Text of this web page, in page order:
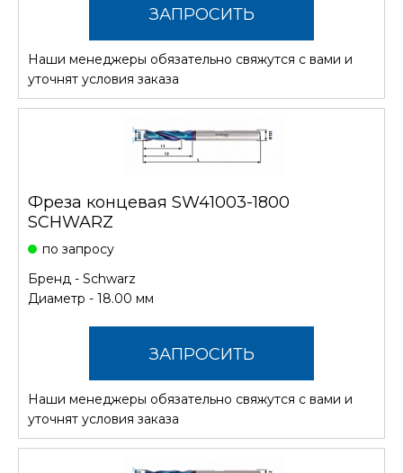
ЗАПРОСИТЬ
СТОИМОСТЬ
Наши менеджеры обязательно свяжутся с вами и
уточнят условия заказа
Фреза концевая SW41003-1800
SCHWARZ
по запросу
Бренд - Schwarz
Диаметр - 18.00 мм
ЗАПРОСИТЬ
СТОИМОСТЬ
Наши менеджеры обязательно свяжутся с вами и
уточнят условия заказа